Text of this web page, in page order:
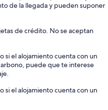
de la llegada y pueden suponer
de crédito. No se aceptan
si el alojamiento cuenta con un
puede que te interese
si el alojamiento cuenta con un